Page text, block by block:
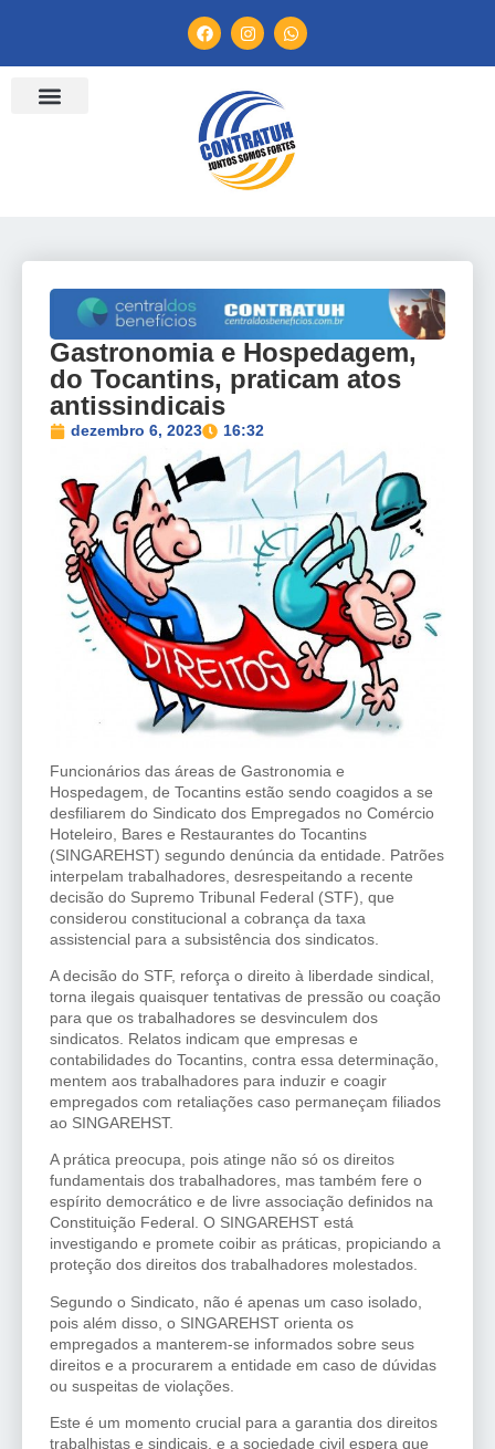
Gastronomia e Hospedagem,
do Tocantins, praticam atos
antissindicais
dezembro 6, 2023 16:32
Funcionários das áreas de Gastronomia e
Hospedagem, de Tocantins estão sendo coagidos a se
desfiliarem do Sindicato dos Empregados no Comércio
Hoteleiro, Bares e Restaurantes do Tocantins
(SINGAREHST) segundo denúncia da entidade. Patrões
interpelam trabalhadores, desrespeitando a recente
decisão do Supremo Tribunal Federal (STF), que
considerou constitucional a cobrança da taxa
assistencial para a subsistência dos sindicatos.
A decisão do STF, reforça o direito à liberdade sindical,
torna ilegais quaisquer tentativas de pressão ou coação
para que os trabalhadores se desvinculem dos
sindicatos. Relatos indicam que empresas e
contabilidades do Tocantins, contra essa determinação,
mentem aos trabalhadores para induzir e coagir
empregados com retaliações caso permaneçam filiados
ao SINGAREHST.
A prática preocupa, pois atinge não só os direitos
fundamentais dos trabalhadores, mas também fere o
espírito democrático e de livre associação definidos na
Constituição Federal. O SINGAREHST está
investigando e promete coibir as práticas, propiciando a
proteção dos direitos dos trabalhadores molestados.
Segundo o Sindicato, não é apenas um caso isolado,
pois além disso, o SINGAREHST orienta os
empregados a manterem-se informados sobre seus
direitos e a procurarem a entidade em caso de dúvidas
ou suspeitas de violações.
Este é um momento crucial para a garantia dos direitos
trabalhistas e sindicais, e a sociedade civil espera que